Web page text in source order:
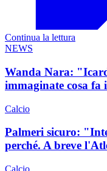
Continua la lettura
NEWS
Wanda Nara:
immaginate cosa
Calcio
Palmeri sicuro:
perché. A breve
Calcio